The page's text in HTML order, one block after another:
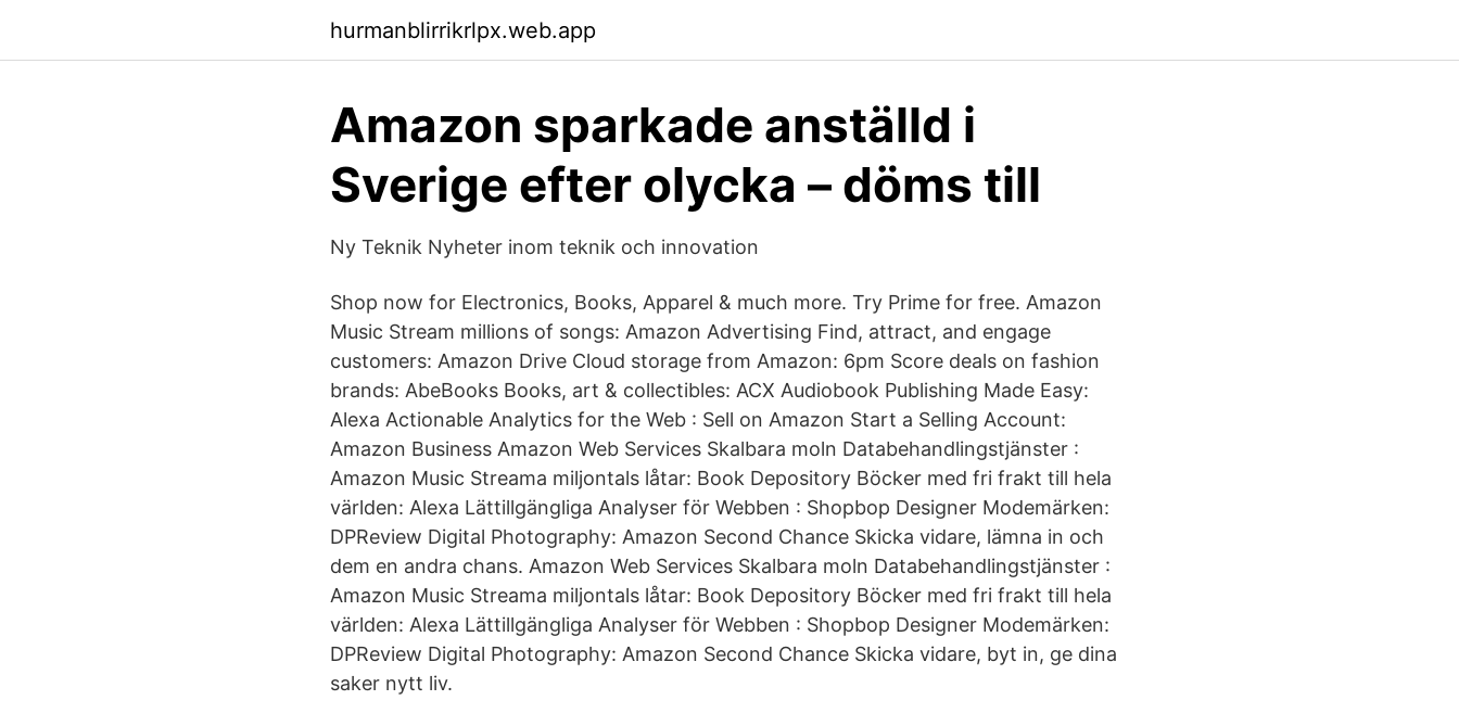
hurmanblirrikrlpx.web.app
Amazon sparkade anställd i
Sverige efter olycka – döms till
Ny Teknik Nyheter inom teknik och innovation
Shop now for Electronics, Books, Apparel & much more. Try Prime for free. Amazon
Music Stream millions of songs: Amazon Advertising Find, attract, and engage
customers: Amazon Drive Cloud storage from Amazon: 6pm Score deals on fashion
brands: AbeBooks Books, art & collectibles: ACX Audiobook Publishing Made Easy:
Alexa Actionable Analytics for the Web : Sell on Amazon Start a Selling Account:
Amazon Business Amazon Web Services Skalbara moln Databehandlingstjänster :
Amazon Music Streama miljontals låtar: Book Depository Böcker med fri frakt till hela
världen: Alexa Lättillgängliga Analyser för Webben : Shopbop Designer Modemärken:
DPReview Digital Photography: Amazon Second Chance Skicka vidare, lämna in och
dem en andra chans. Amazon Web Services Skalbara moln Databehandlingstjänster :
Amazon Music Streama miljontals låtar: Book Depository Böcker med fri frakt till hela
världen: Alexa Lättillgängliga Analyser för Webben : Shopbop Designer Modemärken:
DPReview Digital Photography: Amazon Second Chance Skicka vidare, byt in, ge dina
saker nytt liv.